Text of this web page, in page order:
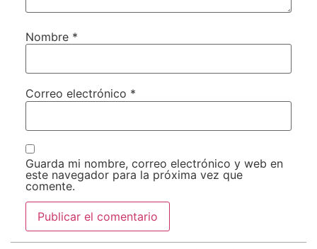
Nombre *
Correo electrónico *
Guarda mi nombre, correo electrónico y web en
este navegador para la próxima vez que
comente.